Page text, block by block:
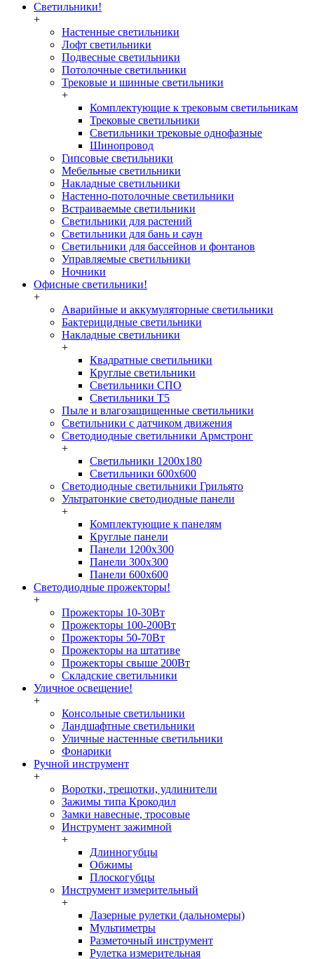
Светильники!
+
Настенные светильники
Лофт светильники
Подвесные светильники
Потолочные светильники
Трековые и шинные светильники
+
Комплектующие к трековым светильникам
Трековые светильники
Светильники трековые однофазные
Шинопровод
Гипсовые светильники
Мебельные светильники
Накладные светильники
Настенно-потолочные светильники
Встраиваемые светильники
Светильники для растений
Светильники для бань и саун
Светильники для бассейнов и фонтанов
Управляемые светильники
Ночники
Офисные светильники!
+
Аварийные и аккумуляторные светильники
Бактерицидные светильники
Накладные светильники
+
Квадратные светильники
Круглые светильники
Светильники СПО
Светильники Т5
Пыле и влагозащищенные светильники
Светильники с датчиком движения
Светодиодные светильники Армстронг
+
Светильники 1200х180
Светильники 600х600
Светодиодные светильники Грильято
Ультратонкие светодиодные панели
+
Комплектующие к панелям
Круглые панели
Панели 1200х300
Панели 300х300
Панели 600х600
Светодиодные прожекторы!
+
Прожекторы 10-30Вт
Прожекторы 100-200Вт
Прожекторы 50-70Вт
Прожекторы на штативе
Прожекторы свыше 200Вт
Складские светильники
Уличное освещение!
+
Консольные светильники
Ландшафтные светильники
Уличные настенные светильники
Фонарики
Ручной инструмент
+
Воротки, трещотки, удлинители
Зажимы типа Крокодил
Замки навесные, тросовые
Инструмент зажимной
+
Длинногубцы
Обжимы
Плоскогубцы
Инструмент измерительный
+
Лазерные рулетки (дальномеры)
Мультиметры
Разметочный инструмент
Рулетка измерительная